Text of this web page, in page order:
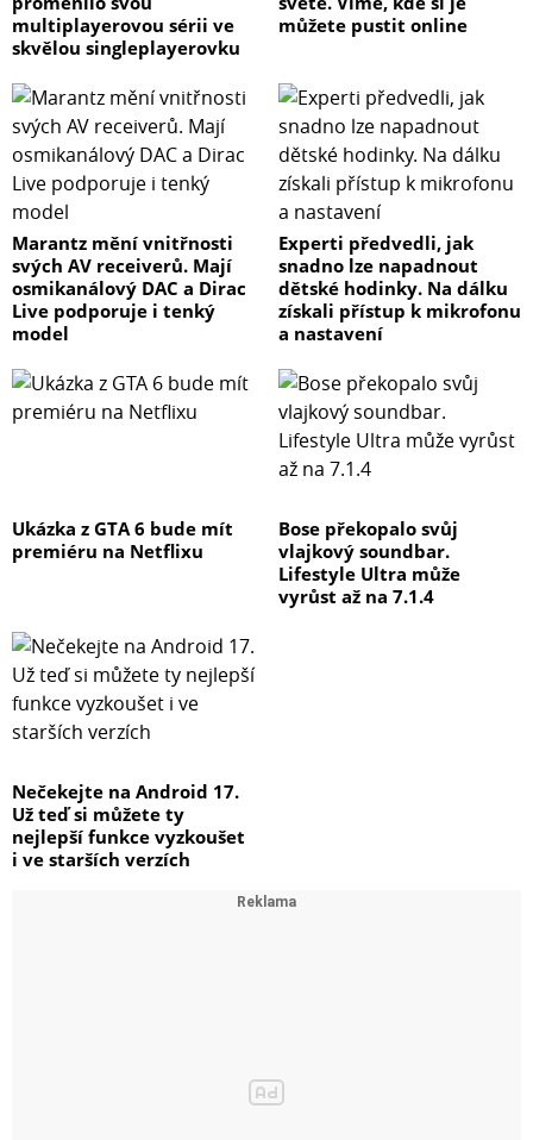
multiplayerovou sérii ve
skvělou singleplayerovku
můžete pustit online
Marantz mění vnitřnosti
svých AV receiverů. Mají
osmikanálový DAC a Dirac
Live podporuje i tenký
model
Experti předvedli, jak
snadno lze napadnout
dětské hodinky. Na dálku
získali přístup k mikrofonu
a nastavení
Ukázka z GTA 6 bude mít
premiéru na Netflixu
Bose překopalo svůj
vlajkový soundbar.
Lifestyle Ultra může
vyrůst až na 7.1.4
Nečekejte na Android 17.
Už teď si můžete ty
nejlepší funkce vyzkoušet
i ve starších verzích